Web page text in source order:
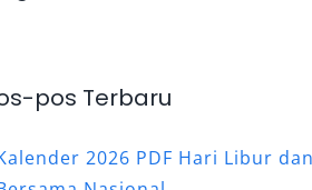
pos Terbaru
2026 PDF Hari Libur